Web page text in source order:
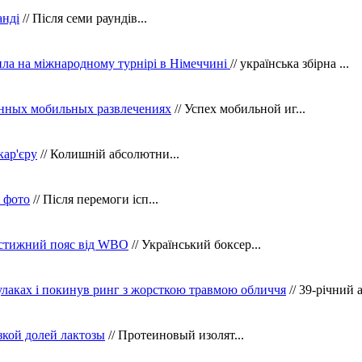
// Після семи раундів...
на міжнародному турнірі в Німеччині // українська збірна ...
мобильных развлечениях // Успех мобильной иг...
// Колишній абсолютни...
фото // Після перемоги ісп...
пояс від WBO // Український боксер...
і покинув ринг з жорсткою травмою обличчя // 39-річний
долей лактозы // Протеиновый изолят...